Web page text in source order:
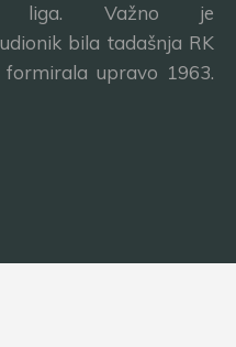
liga. Važno je
bila tadašnja RK
formirala upravo 1963.